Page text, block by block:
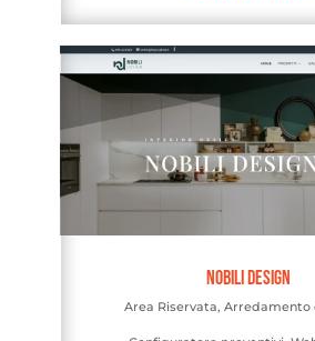
Nobili Design
Area Riservata, Arredamento